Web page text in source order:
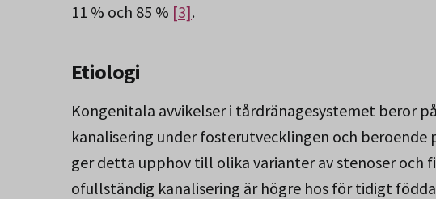
11 % och 85 % [3].
Etiologi
Kongenitala avvikelser i tårdränagesystemet beror
kanalisering under fosterutvecklingen och
ger detta upphov till olika varianter av stenoser och
ofullständig kanalisering är högre hos för tidigt